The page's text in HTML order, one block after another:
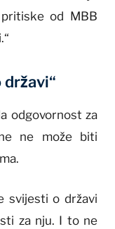
od MBB
odgovornost za
ne može biti
svijesti o državi
za nju. I to ne